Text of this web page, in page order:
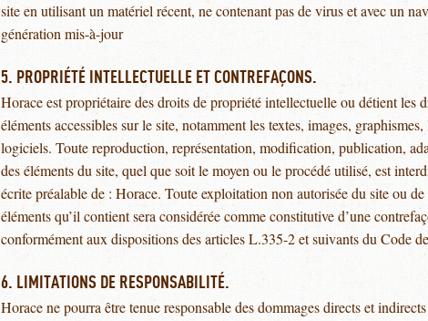
site en utilisant un matériel récent, ne contenant pas de virus et avec un
génération mis-à-jour
5. PROPRIÉTÉ INTELLECTUELLE ET CONTREFAÇONS.
Horace est propriétaire des droits de propriété intellectuelle ou détient les
éléments accessibles sur le site, notamment les textes, images,
logiciels. Toute reproduction, représentation, modification, publication,
des éléments du site, quel que soit le moyen ou le procédé utilisé, est
écrite préalable de : Horace. Toute exploitation non autorisée du site ou
éléments qu’il contient sera considérée comme constitutive d’une
conformément aux dispositions des articles L.335-2 et suivants du Code
6. LIMITATIONS DE RESPONSABILITÉ.
Horace ne pourra être tenue responsable des dommages directs et